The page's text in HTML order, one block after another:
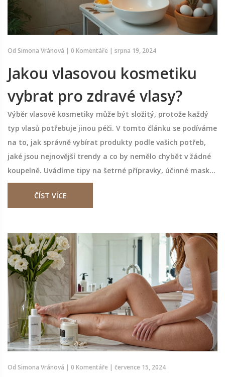
Od Simona Vránová | 0 Komentáře | srpna 19, 2024
Jakou vlasovou kosmetiku
vybrat pro zdravé vlasy?
Výběr vlasové kosmetiky může být složitý, protože každý
typ vlasů potřebuje jinou péči. V tomto článku se podíváme
na to, jak správně vybírat produkty podle vašich potřeb,
jaké jsou nejnovější trendy a co by nemělo chybět v žádné
koupelně. Uvádíme tipy na šetrné přípravky, účinné masky
a domácí recepty pro krásné a zdravé vlasy.
ČÍST VÍCE
Od Simona Vránová | 0 Komentáře | července 15, 2024